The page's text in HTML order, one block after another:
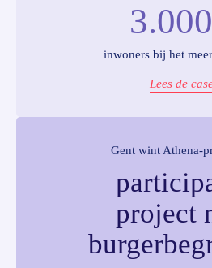
inwoners bij het
Lees de
Gent wint Athena-
project